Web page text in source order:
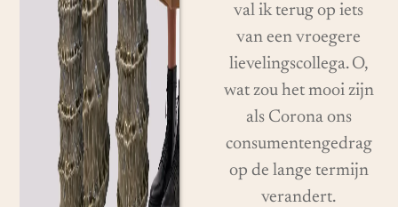
val ik terug op iets
van een vroegere
lievelingscollega. O,
wat zou het mooi zijn
als Corona ons
consumentengedrag
op de lange termijn
verandert.